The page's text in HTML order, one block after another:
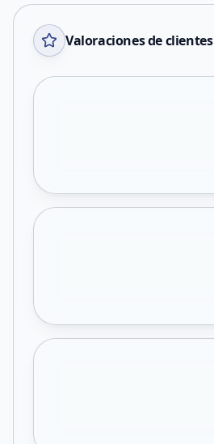
Valoraciones de clientes